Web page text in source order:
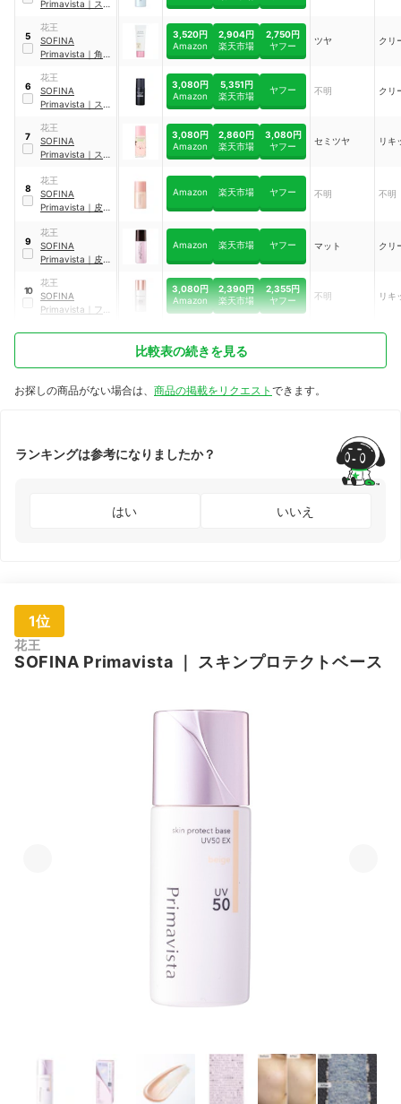
Primavista ｜ スキ
ス
5
花王
SOFINA
Primavista ｜ 角層
シアーベージュ
3,520円
Amazon
2,904円
楽天市場
2,750円
ヤフー
ツヤ クリ
6
花王
SOFINA
Primavista ｜ スキ
ス ＜皮脂くずれ防
止＞ 超オイリー肌
用
3,080円
Amazon
5,351円
楽天市場
ヤフー 不明 クリ
7
花王
SOFINA
Primavista ｜ スキ
ス
3,080円
Amazon
2,860円
楽天市場
3,080円
ヤフー
セミツヤ リキ
8
花王
SOFINA
Primavista ｜ 皮脂
地
Amazon 楽天市場 ヤフー 不明 不明
9
花王
SOFINA
Primavista ｜ 皮脂
地
Amazon 楽天市場 ヤフー マット クリ
10
花王
SOFINA
Primavista
ファ
3,080円
Amazon
2,390円
楽天市場
2,355円
ヤフー
不明 リキ
比較表の続きを見る
お探しの商品がない場合は、 商品の掲載をリクエスト できます。
ランキングは参考になりましたか？
はい いいえ
1位
花王
SOFINA Primavista スキンプロテクトベース